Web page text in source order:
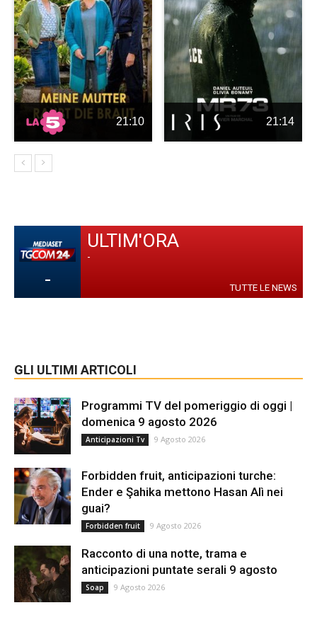
21:10 21:14
-
ULTIM'ORA
-
TUTTE LE NEWS
GLI ULTIMI ARTICOLI
Programmi TV del pomeriggio di oggi |
domenica 9 agosto 2026
Anticipazioni Tv 9 Agosto 2026
Forbidden fruit, anticipazioni turche:
Ender e Şahika mettono Hasan Alì nei
guai?
Forbidden fruit 9 Agosto 2026
Racconto di una notte, trama e
anticipazioni puntate serali 9 agosto
Soap 9 Agosto 2026